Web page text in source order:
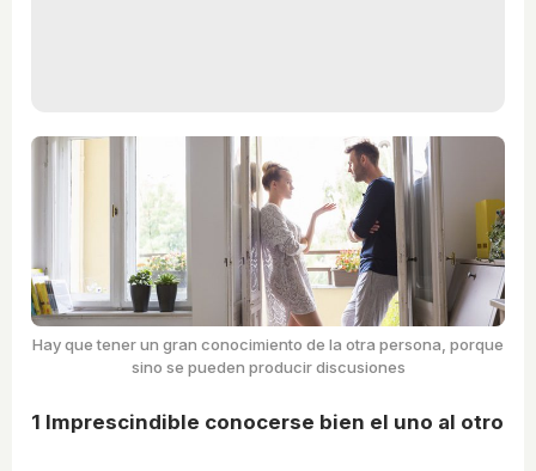
Hay que tener un gran conocimiento de la otra persona, porque
sino se pueden producir discusiones
1 Imprescindible conocerse bien el uno al otro